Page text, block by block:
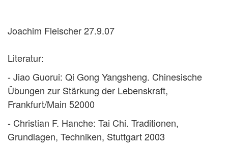
Joachim Fleischer 27.9.07
Literatur:
- Jiao Guorui: Qi Gong Yangsheng. Chinesische
Übungen zur Stärkung der Lebenskraft,
Frankfurt/Main 52000
- Christian F. Hanche: Tai Chi. Traditionen,
Grundlagen, Techniken, Stuttgart 2003